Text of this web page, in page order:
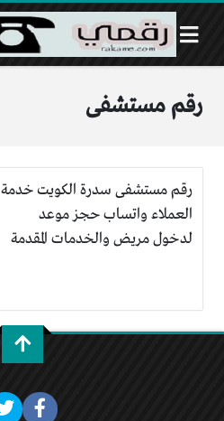
رقم مستشفى
رقم مستشفى سدرة الكويت خدمة
العملاء واتساب حجز موعد
لدخول مريض والخدمات المقدمة